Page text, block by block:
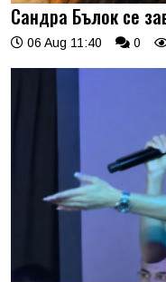
Сандра Бълок се
06 Aug 11:40 0